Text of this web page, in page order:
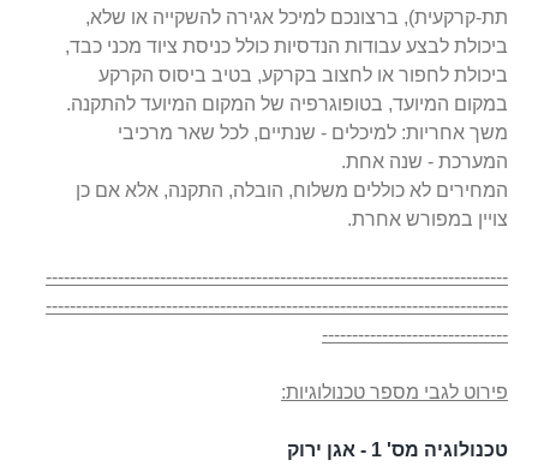
תת-קרקעית), ברצונכם למיכל אגירה להשקייה או שלא,
ביכולת לבצע עבודות הנדסיות כולל כניסת ציוד מכני כבד,
ביכולת לחפור או לחצוב בקרקע, בטיב ביסוס הקרקע
במקום המיועד, בטופוגרפיה של המקום המיועד להתקנה.
משך אחריות: למיכלים - שנתיים, לכל שאר מרכיבי
המערכת - שנה אחת.
המחירים לא כוללים משלוח, הובלה, התקנה, אלא אם כן
צויין במפורש אחרת.
-----------------------------------------------------------------------------
-----------------------------------------------------------------------------
-------------------------------
פירוט לגבי מספר טכנולוגיות:
טכנולוגיה מס' 1 - אגן ירוק